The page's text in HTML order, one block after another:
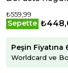
₺559,99
Sepette
Peşin Fiyatına
Worldcard ve